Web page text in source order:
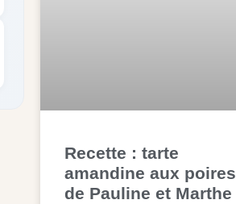
Recette : tarte
amandine aux poires
de Pauline et Marthe